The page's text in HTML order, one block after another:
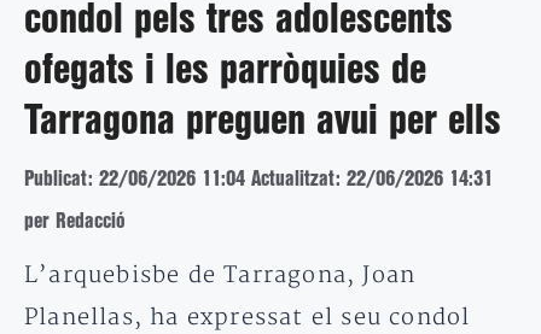
condol pels tres adolescents
ofegats i les parròquies de
Tarragona preguen avui per ells
Publicat: 22/06/2026 11:04 Actualitzat: 22/06/2026 14:31
per Redacció
L’arquebisbe de Tarragona, Joan
Planellas, ha expressat el seu condol